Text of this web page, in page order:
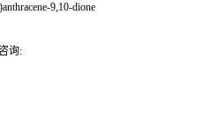
9,10-dione
询: